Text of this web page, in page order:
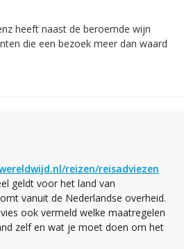
heeft naast de beroemde wijn
die een bezoek meer dan waard
reizen/reisadviezen
geldt voor het land van
vanuit de Nederlandse overheid.
ook vermeld welke maatregelen
zelf en wat je moet doen om het